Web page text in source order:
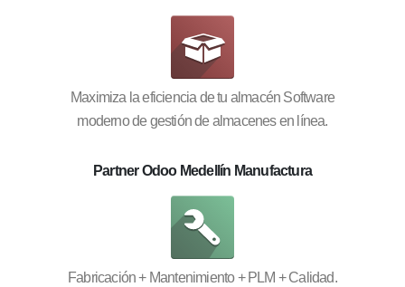
Maximiza la eficiencia de tu almacén Software
moderno de gestión de almacenes en línea.
Partner Odoo Medellín Manufactura
Fabricación + Mantenimiento + PLM + Calidad.